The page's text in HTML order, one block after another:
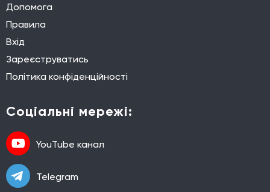
Допомога
Правила
Вхід
Зареєструватись
Політика конфіденційності
Соціальні мережі:
YouTube канал
Telegram